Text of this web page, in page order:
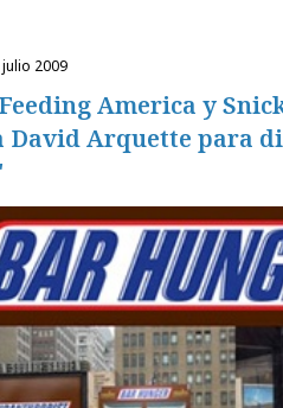
julio 2009
America y
Arquette para